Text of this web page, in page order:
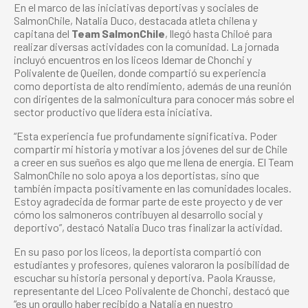
En el marco de las iniciativas deportivas y sociales de
SalmonChile, Natalia Duco, destacada atleta chilena y
capitana del Team SalmonChile, llegó hasta Chiloé para
realizar diversas actividades con la comunidad. La jornada
incluyó encuentros en los liceos Idemar de Chonchi y
Polivalente de Queilen, donde compartió su experiencia
como deportista de alto rendimiento, además de una reunión
con dirigentes de la salmonicultura para conocer más sobre el
sector productivo que lidera esta iniciativa.
“Esta experiencia fue profundamente significativa. Poder
compartir mi historia y motivar a los jóvenes del sur de Chile
a creer en sus sueños es algo que me llena de energía. El Team
SalmonChile no solo apoya a los deportistas, sino que
también impacta positivamente en las comunidades locales.
Estoy agradecida de formar parte de este proyecto y de ver
cómo los salmoneros contribuyen al desarrollo social y
deportivo”, destacó Natalia Duco tras finalizar la actividad.
En su paso por los liceos, la deportista compartió con
estudiantes y profesores, quienes valoraron la posibilidad de
escuchar su historia personal y deportiva. Paola Krausse,
representante del Liceo Polivalente de Chonchi, destacó que
“es un orgullo haber recibido a Natalia en nuestro